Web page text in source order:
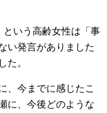
いう高齢女性は「事
い発言がありました
た。
、今までに感じたこ
に、今後どのような